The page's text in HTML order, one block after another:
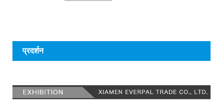
प्रदर्शन